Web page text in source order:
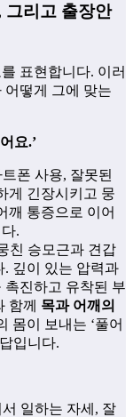
그리고 출장안
표현합니다. 이러
어떻게 그에 맞는
요.’
폰 사용, 잘못된
게 긴장시키고 뭉
깨 통증으로 이어
.
친 승모근과 견갑
. 깊이 있는 압력과
진하고 유착된 부
함께 목과 어깨의
몸이 보내는 ‘풀어
입니다.
일하는 자세, 잘